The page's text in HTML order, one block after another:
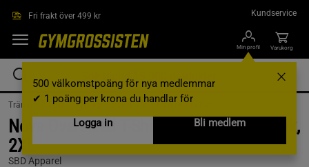
Fri frakt över 499 kr Kundservice
Min profil
500 välkomstpoäng för nya medlemmar
✔ 1 poäng per krona du handlar för
Logga in
Bli medlem
Varukorg
Träningskläder / Träningskläder Dam /Tränings t-shirt
Nova Oversized T-Shirt Unisex Pastel Pink,
2XL
SBD Apparel